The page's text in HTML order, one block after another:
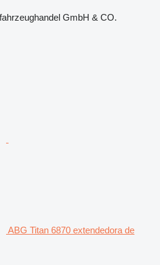
GmbH & CO.
ABG Titan 6870 extendedora de